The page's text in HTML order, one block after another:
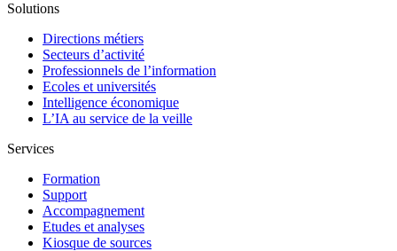
Solutions
Directions métiers
Secteurs d’activité
Professionnels de l’information
Ecoles et universités
Intelligence économique
L’IA au service de la veille
Services
Formation
Support
Accompagnement
Etudes et analyses
Kiosque de sources